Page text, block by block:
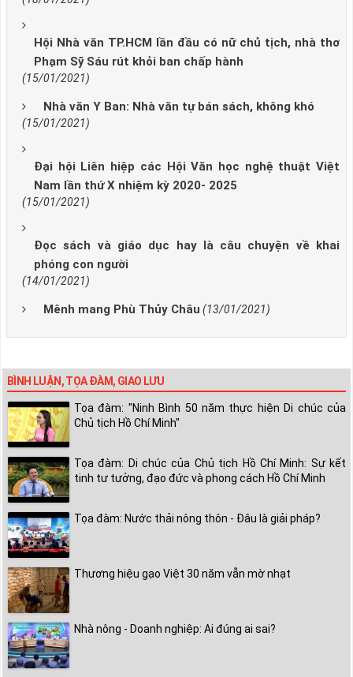
Hội Nhà văn TP.HCM lần đầu có nữ chủ tịch, nhà thơ
Phạm Sỹ Sáu rút khỏi ban chấp hành
(15/01/2021)
Nhà văn Y Ban: Nhà văn tự bán sách, không khó
(15/01/2021)
Đại hội Liên hiệp các Hội Văn học nghệ thuật Việt
Nam lần thứ X nhiệm kỳ 2020- 2025
(15/01/2021)
Đọc sách và giáo dục hay là câu chuyện về khai
phóng con người
(14/01/2021)
Mênh mang Phù Thủy Châu (13/01/2021)
BÌNH LUẬN, TỌA ĐÀM, GIAO LƯU
Tọa đàm: "Ninh Bình 50 năm thực hiện Di chúc của
Chủ tịch Hồ Chí Minh"
Tọa đàm: Di chúc của Chủ tịch Hồ Chí Minh: Sự kết
tinh tư tưởng, đạo đức và phong cách Hồ Chí Minh
Tọa đàm: Nước thải nông thôn - Đâu là giải pháp?
Thương hiệu gạo Việt 30 năm vẫn mờ nhạt
Nhà nông - Doanh nghiệp: Ai đúng ai sai?